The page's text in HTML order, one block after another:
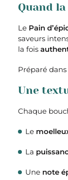
Quand
Le Pain
saveurs
la fois
Préparé
Une
Chaque
Le
La
Une note